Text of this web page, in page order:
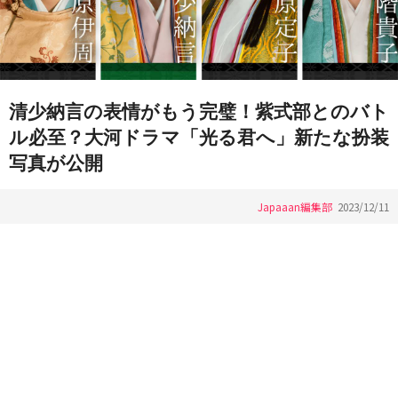
清少納言の表情がもう完璧！紫式部とのバト
ル必至？大河ドラマ「光る君へ」新たな扮装
写真が公開
Japaaan編集部 2023/12/11